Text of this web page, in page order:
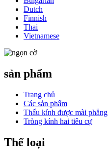
Dutch
Finnish
Thai
Vietnamese
sản phẩm
Trang chủ
Các sản phẩm
Thấu kính được mài phẳng
Tròng kính hai tiêu cự
Thể loại